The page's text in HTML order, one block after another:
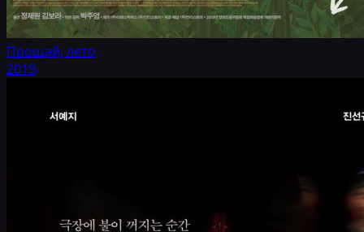
Прощай, лето
2019